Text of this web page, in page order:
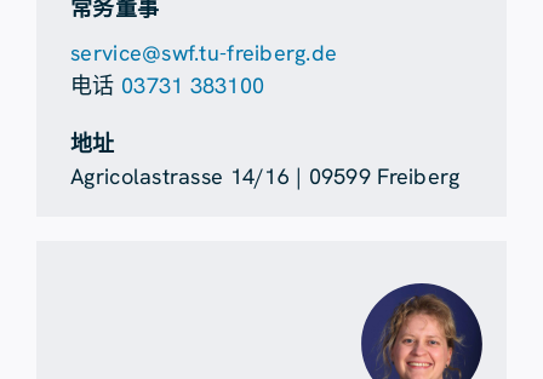
常务董事
service@swf.tu-freiberg.de
电话 03731 383100
地址
Agricolastrasse 14/16 | 09599 Freiberg